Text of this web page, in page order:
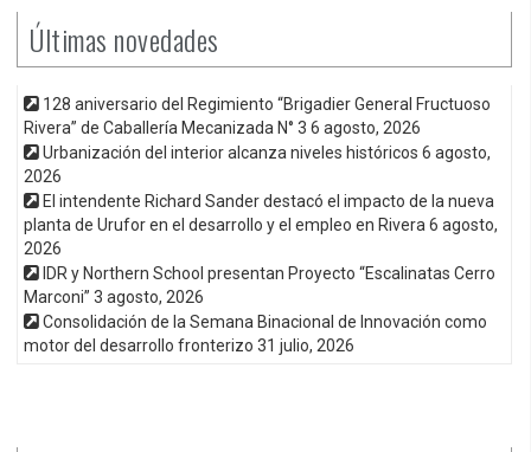
Últimas novedades
128 aniversario del Regimiento “Brigadier General Fructuoso
Rivera” de Caballería Mecanizada N° 3 6 agosto, 2026
Urbanización del interior alcanza niveles históricos 6 agosto,
2026
El intendente Richard Sander destacó el impacto de la nueva
planta de Urufor en el desarrollo y el empleo en Rivera6 agosto,
2026
IDR y Northern School presentan Proyecto “Escalinatas Cerro
Marconi” 3 agosto, 2026
Consolidación de la Semana Binacional de Innovación como
motor del desarrollo fronterizo 31 julio, 2026